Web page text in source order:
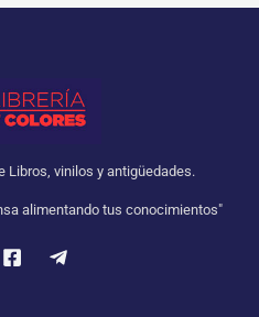
Libros, vinilos y antigüedades.
alimentando tus conocimientos"